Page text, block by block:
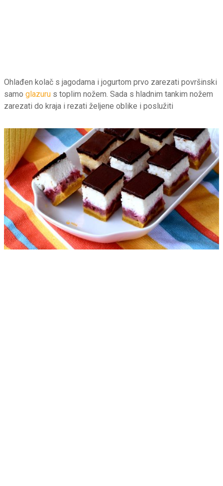
Ohlađen kolač s jagodama i jogurtom prvo zarezati površinski
samo glazuru s toplim nožem. Sada s hladnim tankim nožem
zarezati do kraja i rezati željene oblike i poslužiti